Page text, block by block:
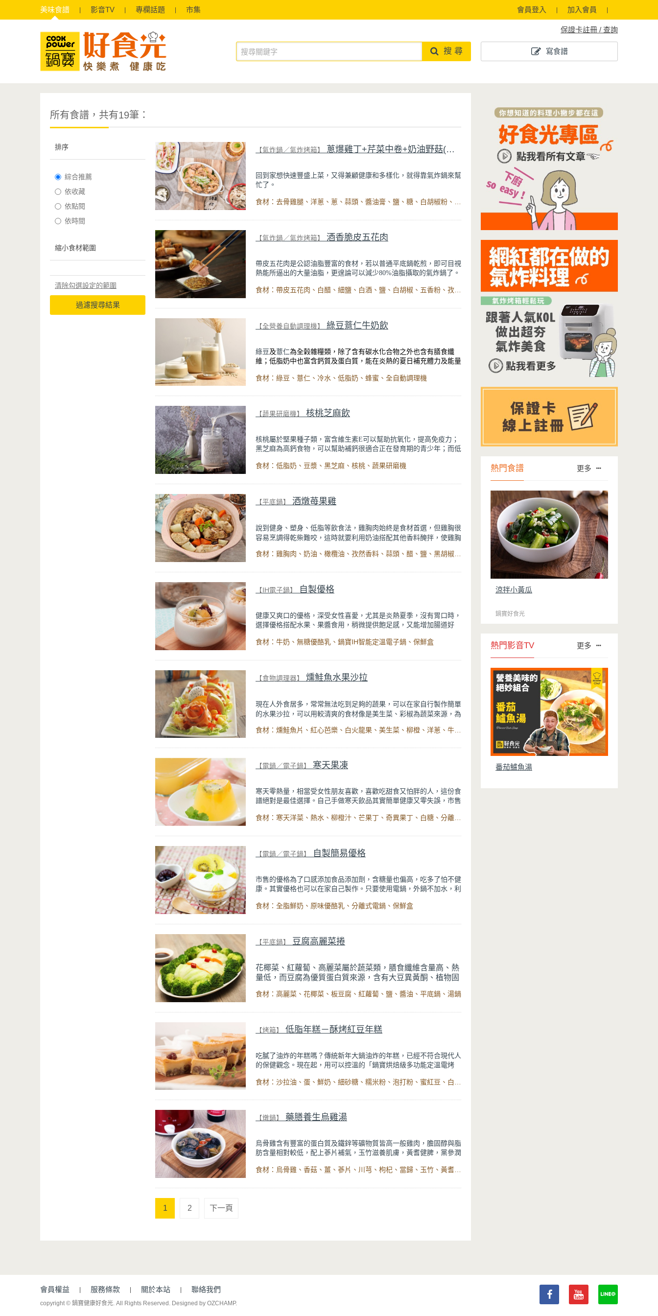
美味食譜 影音TV 專欄話題 市集 會員登入 加入會員
保證卡註冊 / 查詢
寫食譜
搜 尋
所有食譜，共有19筆：
排序
綜合推薦
依收藏
依點閱
依時間
縮小食材範圍
清除勾選設定的範圍
過濾搜尋結果
【氣炸鍋／氣炸烤箱】 蔥爆雞丁+芹菜中卷+奶油野菇(一鍋三菜)
回到家想快速豐盛上菜，又得兼顧健康和多樣化，就得靠氣炸鍋來幫
忙了。
利用氣炸鍋的熱氣旋對流原理，讓食材均勻受熱；加以7L公升的大
【氣炸鍋／氣炸烤箱】 酒香脆皮五花肉
帶皮五花肉是公認油脂豐富的食材，若以普通平底鍋乾煎，即可目視
熱能所逼出的大量油脂，更遑論可以減少80%油脂攝取的氣炸鍋了。
「酥炸」過的表皮，讓肉質口感鮮嫩、表皮口感酥脆，兩種風味一次
【全營養自動調理機】 綠豆薏仁牛奶飲
綠豆及薏仁為全榖雜糧類，除了含有碳水化合物之外也含有膳食纖
維；低脂奶中也富含鈣質及蛋白質，能在炎熱的夏日補充體力及能量
仁從生的煮到熟，一機完成，簡單補充身體所需營養。
食材：綠豆、薏仁、冷水、低脂奶、蜂蜜、全自動調理機
【蔬果研磨機】 核桃芝麻飲
核桃屬於堅果種子類，富含維生素E可以幫助抗氧化，提高免疫力；
黑芝麻為高鈣食物，可以幫助補鈣很適合正在發育期的青少年；而低
芝麻用研磨機打碎以後更好吸收，無論青少年或長輩都很適合飲用。
食材：低脂奶、豆漿、黑芝麻、核桃、蔬果研磨機
【平底鍋】 酒燉苺果雞
說到健身、塑身、低脂等飲食法，雞胸肉始終是食材首選，但雞胸很
容易烹調得乾柴難咬，這時就要利用奶油搭配其他香料醃拌，使雞胸
族日常晚餐，就算一個人吃也要好好吃，不沾鍋具更是新手廚娘的首
【IH電子鍋】 自製優格
健康又爽口的優格，深受女性喜愛，尤其是炎熱夏季，沒有胃口時，
選擇優格搭配水果、果醬食用，稍微提供飽足感，又能增加腸道好
能確保食用的品質與健康。鍋寶IH智能定溫電子鍋具有定溫料理功
無糖優酪乳，在鍋內發酵。零技術卻有高成功率，成本相對較低，美
味和健康卻不減喔！
食材：牛奶、無糖優酪乳、鍋寶IH智能定溫電子鍋、保鮮盒
【食物調理器】 燻鮭魚水果沙拉
現在人外食居多，常常無法吃到足夠的蔬果，可以在家自行製作簡單
的水果沙拉，可以用較清爽的食材像是美生菜、彩椒為蔬菜來源，為
除 網路減肥迷思 》內文。
【電鍋／電子鍋】 寒天果凍
寒天零熱量，相當受女性朋友喜歡，喜歡吃甜食又怕胖的人，這份食
譜絕對是最佳選擇。自己手做寒天飲品其實簡單健康又零失誤，市售
康的你何不在家自己動手試試看呢？
食材：寒天洋菜、熱水、柳橙汁、芒果丁、奇異果丁、白糖、分離式電鍋、保鮮盒
【電鍋／電子鍋】 自製簡易優格
市售的優格為了口感添加食品添加劑，含糖量也偏高，吃多了怕不健
康。其實優格也可以在家自己製作。只要使用電鍋，外鍋不加水，利
蜂蜜、燕麥片、堅果，就是健康營養的代餐。
食材：全脂鮮奶、原味優酪乳、分離式電鍋、保鮮盒
【平底鍋】 豆腐高麗菜捲
花椰菜、紅蘿蔔、高麗菜屬於蔬菜類，膳食纖維含量高、熱
量低，而豆腐為優質蛋白質來源，含有大豆異黃酮、植物固
營養師 鄭欣宜《營養師帶你破除網路減肥迷思 》內文。
食材：高麗菜、花椰菜、板豆腐、紅蘿蔔、鹽、醬油、平底鍋、湯鍋
【烤箱】 低脂年糕－酥烤紅豆年糕
吃膩了油炸的年糕嗎？傳統新年大鍋油炸的年糕，已經不符合現代人
的保健觀念。現在起，用可以控溫的「鍋寶烘焙級多功能定溫電烤
來不油不膩，平時當作下午茶點心，配茶配咖啡都好吃！
【燉鍋】 藥膳養生烏雞湯
烏骨雞含有豐富的蛋白質及鐵鋅等礦物質皆高一般雞肉，膽固醇與脂
肪含量相對較低，配上蔘片補氣，玉竹滋養肌膚，黃耆健脾，黨參潤
心安神、益智健腦、增進食慾，故合適於秋冬的進補了。
食材：烏骨雞、香菇、薑、蔘片、川芎、枸杞、當歸、玉竹、黃耆、黨參、黑棗、米酒、鹽、燉鍋
1 2 下一頁
熱門食譜 更多
涼拌小黃瓜
鍋寶好食光
熱門影音TV 更多
番茄鱸魚湯
會員權益 服務條款 關於本站 聯絡我們
copyright © 鍋寶健康好食光. All Rights Reserved. Designed by OZCHAMP.